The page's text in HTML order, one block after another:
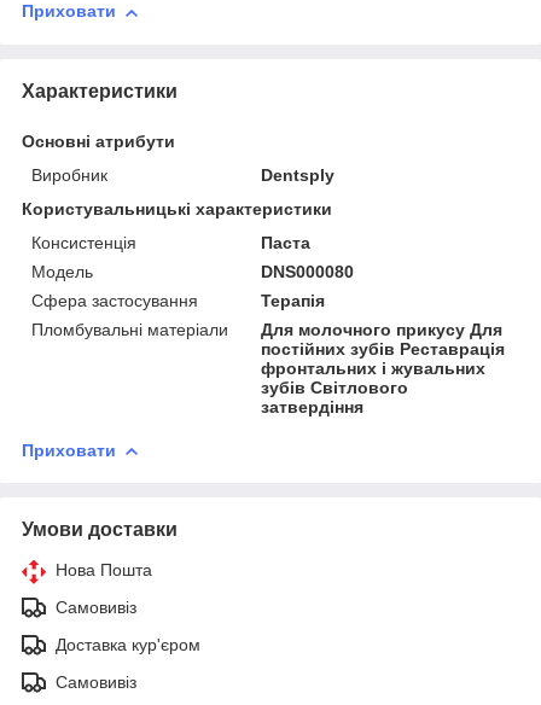
Приховати
Характеристики
Основні атрибути
Виробник
Dentsply
Користувальницькі характеристики
Консистенція
Паста
Модель
DNS000080
Сфера застосування
Терапія
Пломбувальні матеріали
Для молочного прикусу Для
постійних зубів Реставрація
фронтальних і жувальних
зубів Світлового
затвердіння
Приховати
Умови доставки
Нова Пошта
Самовивіз
Доставка кур'єром
Самовивіз